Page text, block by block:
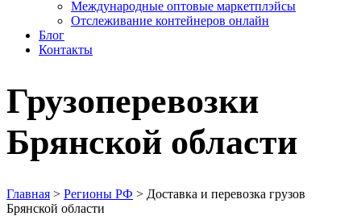
Международные оптовые маркетплэйсы
Отслеживание контейнеров онлайн
Блог
Контакты
Грузоперевозки
Брянской области
Главная > Регионы РФ > Доставка и перевозка грузов
Брянской области